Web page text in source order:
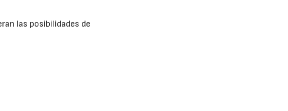
las posibilidades de